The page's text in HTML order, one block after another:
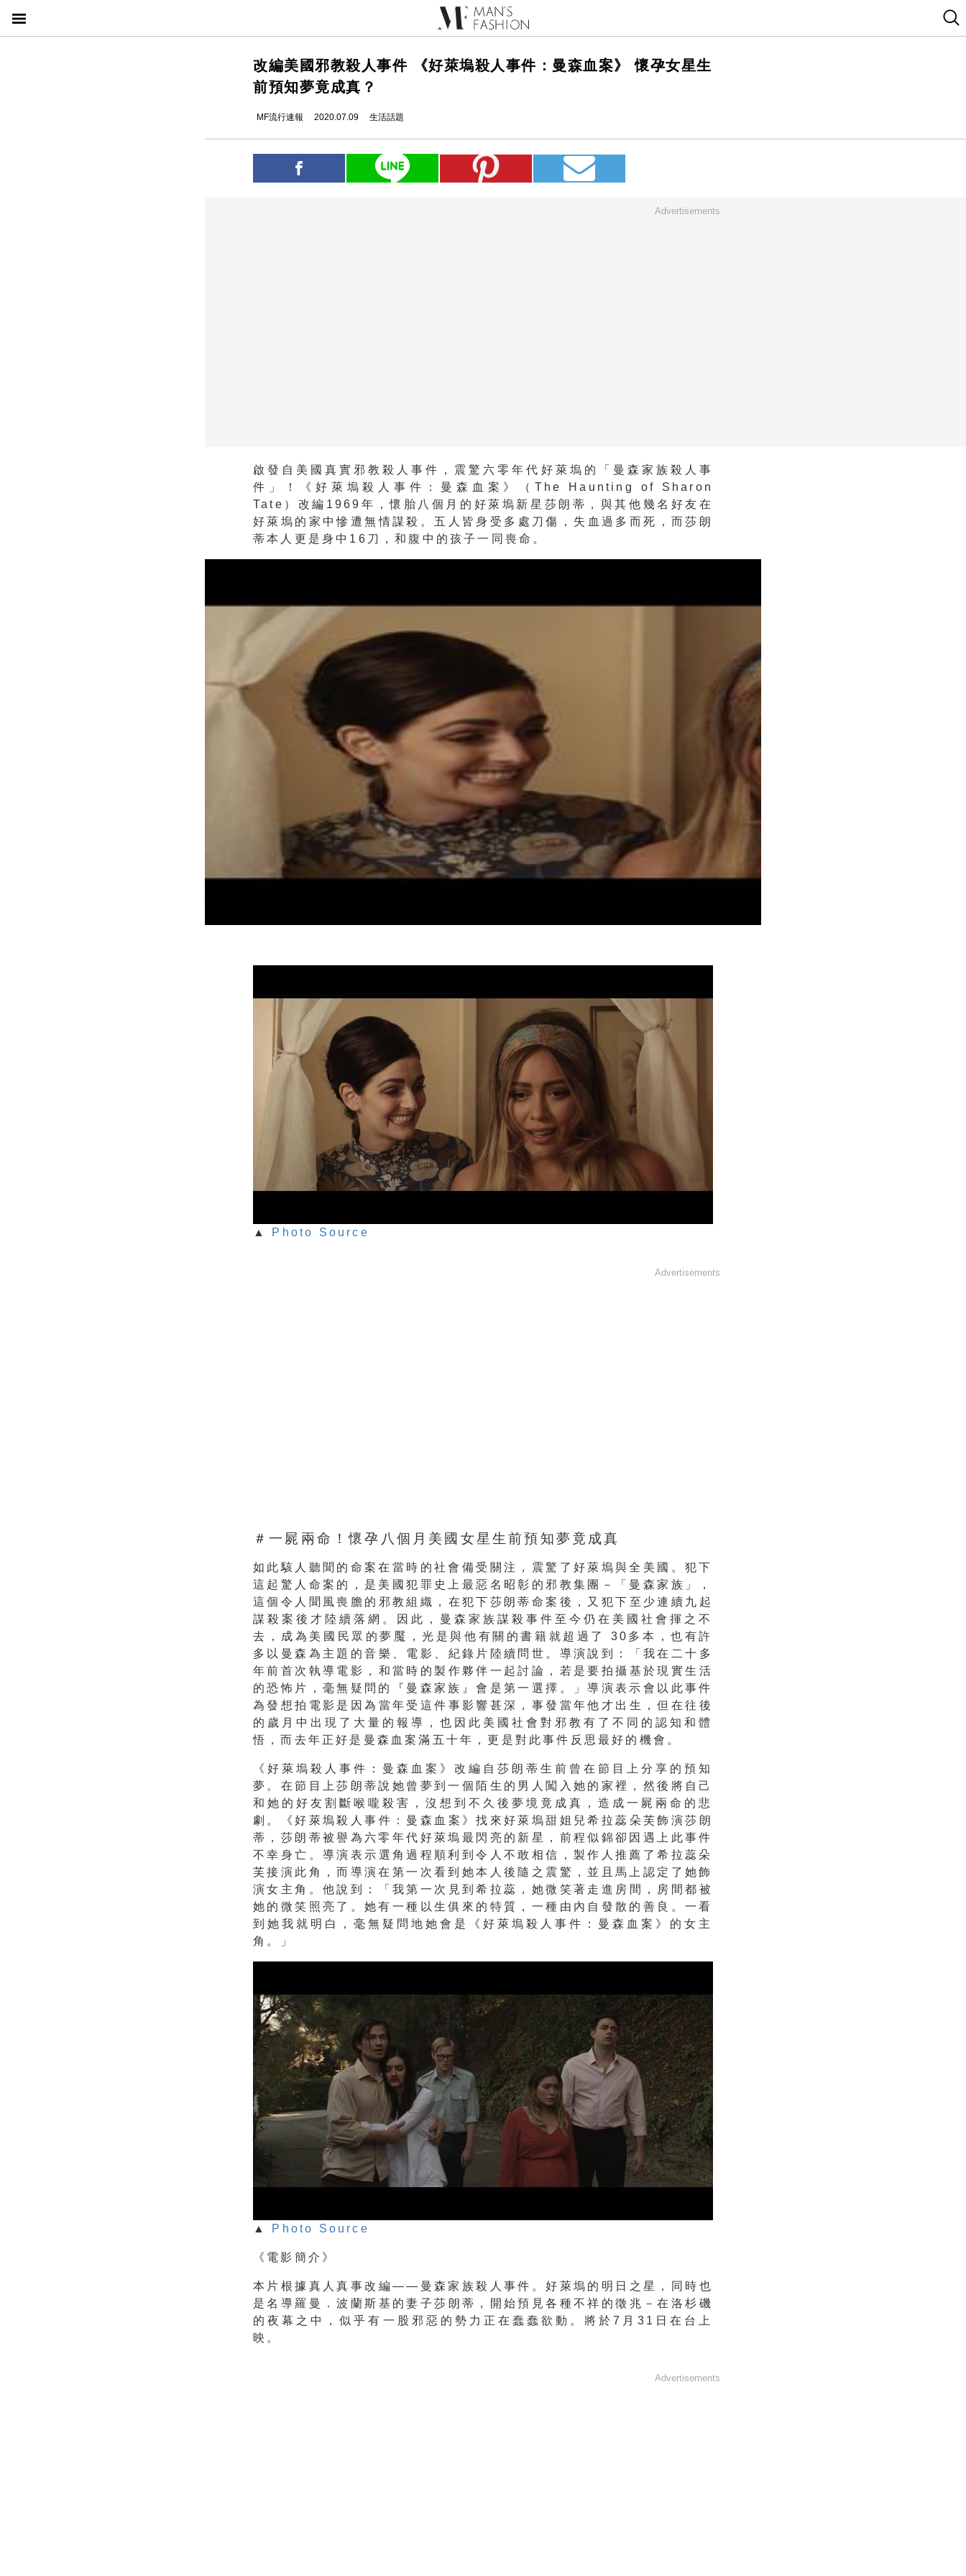
改編美國邪教殺人事件 《好萊塢殺人事件：曼森血案》 懷孕女星生
前預知夢竟成真？
MF流行速報 2020.07.09 生活話題
Advertisements
啟發自美國真實邪教殺人事件，震驚六零年代好萊塢的「曼森家族殺人事
件」！《好萊塢殺人事件：曼森血案》（The Haunting of Sharon
Tate）改編1969年，懷胎八個月的好萊塢新星莎朗蒂，與其他幾名好友在
好萊塢的家中慘遭無情謀殺。五人皆身受多處刀傷，失血過多而死，而莎朗
蒂本人更是身中16刀，和腹中的孩子一同喪命。
▲ Photo Source
Advertisements
＃一屍兩命！懷孕八個月美國女星生前預知夢竟成真
如此駭人聽聞的命案在當時的社會備受關注， 震驚了好萊塢與全美國。犯下
這起驚人命案的， 是美國犯罪史上最惡名昭彰的邪教集團－「曼森家族」，
這個令人聞風喪膽的邪教組織，在犯下莎朗蒂命案後， 又犯下至少連續九起
謀殺案後才陸續落網。因此， 曼森家族謀殺事件至今仍在美國社會揮之不
去，
成為美國民眾的夢魘，光是與他有關的書籍就超過了 30多本，也有許
多以曼森為主題的音樂、電影、紀錄片陸續問世。 導演說到：「我在二十多
年前首次執導電影， 和當時的製作夥伴一起討論，若是要拍攝基於現實生活
的恐怖片， 毫無疑問的『曼森家族』會是第一選擇。」導演表示會以此事件
為發想拍電影是因為當年受這件事影響甚深， 事發當年他才出生，但在往後
的歲月中出現了大量的報導， 也因此美國社會對邪教有了不同的認知和體
悟，而去年正好是曼森血案滿五十年，更是對此事件反思最好的機會。
《好萊塢殺人事件：曼森血案》 改編自莎朗蒂生前曾在節目上分享的預知
夢。 在節目上莎朗蒂說她曾夢到一個陌生的男人闖入她的家裡， 然後將自己
和她的好友割斷喉嚨殺害，沒想到不久後夢境竟成真， 造成一屍兩命的悲
劇。《好萊塢殺人事件：曼森血案》找來好萊塢甜姐兒希拉蕊朵芙飾演莎朗
蒂， 莎朗蒂被譽為六零年代好萊塢最閃亮的新星， 前程似錦卻因遇上此事件
不幸身亡。 導演表示選角過程順利到令人不敢相信， 製作人推薦了希拉蕊朵
芙接演此角，而導演在第一次看到她本人後隨之震驚， 並且馬上認定了她飾
演女主角。他說到：「我第一次見到希拉蕊， 她微笑著走進房間，房間都被
她的微笑照亮了。她有一種以生俱來的特質，一種由內自發散的善良。一看
到她我就明白，毫無疑問地她會是《好萊塢殺人事件： 曼森血案》的女主
角。」
▲ Photo Source
《電影簡介》
本片根據真人真事改編——曼森家族殺人事件。好萊塢的明日之星，
同時也
是名導羅曼．波蘭斯基的妻子莎朗蒂，
開始預見各種不祥的徵兆－在洛杉磯
的夜幕之中，似乎有一股邪惡的勢力正在蠢蠢欲動。將於7月31日在台上
映。
Advertisements